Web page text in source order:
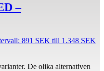
–
891 SEK till 1.348 SEK
De olika alternativen